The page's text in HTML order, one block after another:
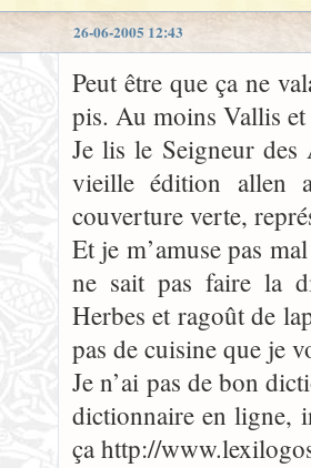
26-06-2005 12:43
Peut être que ça ne
pis. Au moins Vallis et
Je lis le Seigneur
vieille édition allen
couverture verte,
Et je m’amuse pas
ne sait pas faire la
Herbes et ragoût de
pas de cuisine que je
Je n’ai pas de bon
dictionnaire en ligne,
ça http://